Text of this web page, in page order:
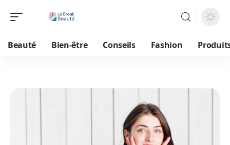
Beauté Bien-être Conseils Fashion